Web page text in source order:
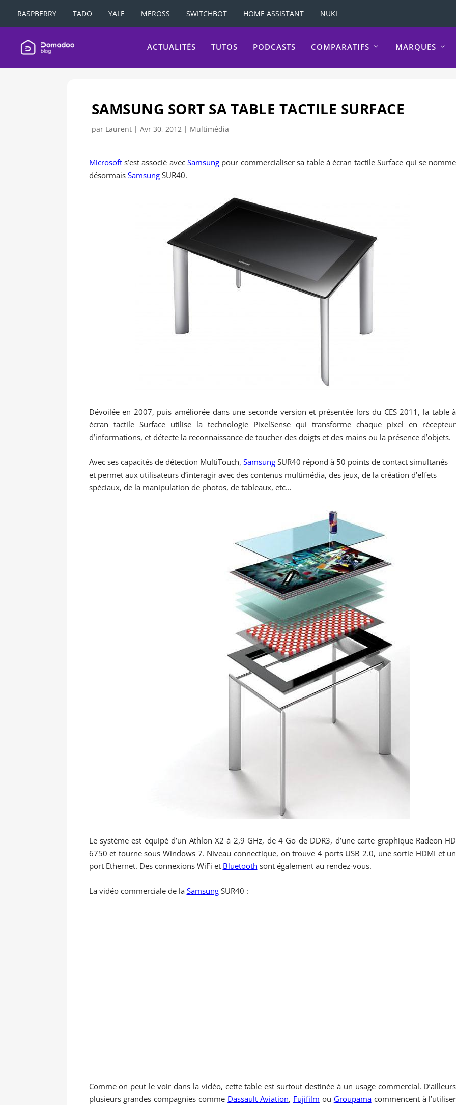
RASPBERRY TADO YALE MEROSS SWITCHBOT HOME ASSISTANT NUKI
ACTUALITÉS TUTOS PODCASTS COMPARATIFS MARQUES
SAMSUNG SORT SA TABLE TACTILE SURFACE
par Laurent| Avr 30, 2012| Multimédia
Microsofts’est associé avecSamsung pour commercialiser sa table à écran tactile Surface qui se nomme
désormais SamsungSUR40.
Dévoilée en 2007, puis améliorée dans une seconde version et présentée lors du CES 2011, la table à
écran tactile Surface utilise la technologie PixelSense qui transforme chaque pixel en récepteur
d’informations, et détecte la reconnaissance de toucher des doigts et des mains ou la présence d’objets.
Avec ses capacités de détection MultiTouch, SamsungSUR40 répond à 50 points de contact simultanés
et permet aux utilisateurs d’interagir avec des contenus multimédia, des jeux, de la création d’effets
spéciaux, de la manipulation de photos, de tableaux, etc…
Le système est équipé d’un Athlon X2 à 2,9 GHz, de 4 Go de DDR3, d’une carte graphique Radeon HD
6750 et tourne sous Windows 7. Niveau connectique, on trouve 4 ports USB 2.0, une sortie HDMI et un
port Ethernet. Des connexions WiFi et Bluetooth sont également au rendez-vous.
La vidéo commerciale de la SamsungSUR40 :
Comme on peut le voir dans la vidéo, cette table est surtout destinée à un usage commercial. D’ailleurs
plusieurs grandes compagnies comme Dassault Aviation, Fujifilm ou Groupamacommencent à l’utiliser